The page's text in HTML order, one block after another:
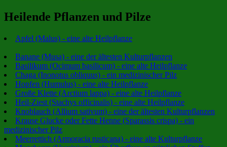
Heilende Pflanzen und Pilze
Apfel (Malus) - eine alte Heilpflanze
Banane (Musa) - eine der ältesten Kulturpflanzen
Basilikum (Ocimum basilicum) - eine alte Heilpflanze
Chaga (Inonotus obliquus) - ein medizinischer Pilz
Hopfen (Humulus) - eine alte Heilpflanze
Große Klette (Arctium lappa) - eine alte Heilpflanze
Heil-Ziest (Stachys officinalis) - eine alte Heilpflanze
Knoblauch (Allium sativum) - eine der ältesten Kulturpflanzen
Krause Glucke oder Fette Henne (Sparassis crispa) - ein
medizinischer Pilz
Meerrettich (Armoracia rusticana) - eine alte Kulturpflanze